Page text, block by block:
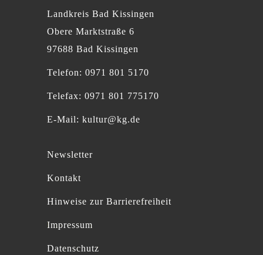
Landkreis Bad Kissingen
Obere Marktstraße 6
97688 Bad Kissingen
Telefon: 0971 801 5170
Telefax: 0971 801 775170
E-Mail: kultur@kg.de
Newsletter
Kontakt
Hinweise zur Barrierefreiheit
Impressum
Datenschutz